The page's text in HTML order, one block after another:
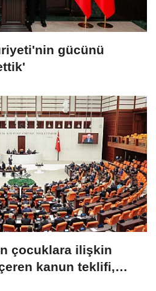
gücünü
çocuklara ilişkin
kanun teklifi,